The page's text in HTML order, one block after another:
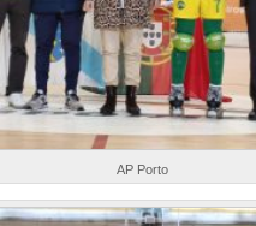
AP Porto